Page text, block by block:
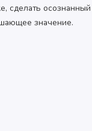
сделать
значение.